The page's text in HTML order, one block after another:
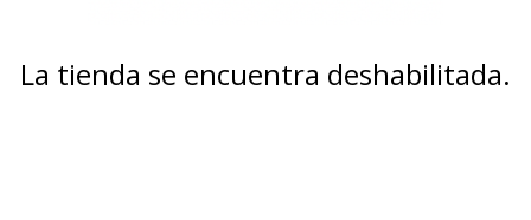
La tienda se encuentra deshabilitada.